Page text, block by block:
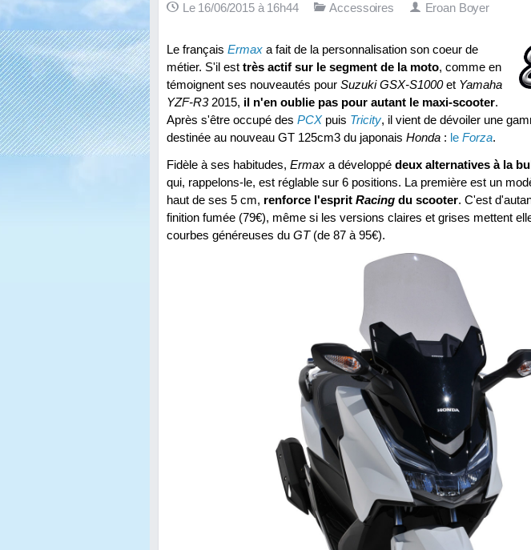
Le 16/06/2015 à 16h44 Accessoires Eroan Boyer
Le français Ermax a fait de la personnalisation son coeur de
métier. S'il est très actif sur le segment de la moto, comme en
témoignent ses nouveautés pour Suzuki GSX-S1000et Yamaha
YZF-R32015, il n'en oublie pas pour autant le maxi-scooter.
Après s'être occupé des PCXpuis Tricity, il vient de dévoiler une
destinée au nouveau GT 125cm3 du japonais Honda : le Forza.
Fidèle à ses habitudes, Ermax a développé deux alternatives à la
qui, rappelons-le, est réglable sur 6 positions. La première est un
haut de ses 5 cm, renforce l'esprit Racing du scooter. C'est
finition fumée (79€), même si les versions claires et grises mettent
courbes généreuses du GT(de 87 à 95€).